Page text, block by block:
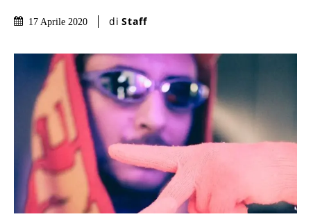
17 Aprile 2020 di Staff